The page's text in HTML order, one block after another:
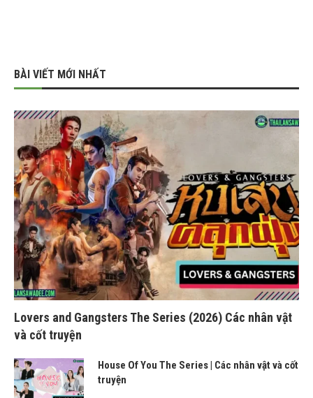
BÀI VIẾT MỚI NHẤT
Lovers and Gangsters The Series (2026) Các nhân vật
và cốt truyện
House Of You The Series | Các nhân vật và cốt
truyện